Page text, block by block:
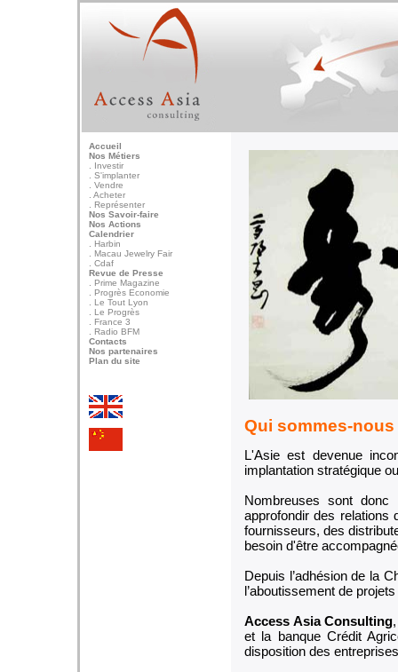
Accueil
Nos Métiers
. Investir
. S'implanter
. Vendre
. Acheter
. Représenter
Nos Savoir-faire
Nos Actions
Calendrier
. Harbin
. Macau Jewelry Fair
. Cdaf
Revue de Presse
. Prime Magazine
. Progrès Economie
. Le Tout Lyon
. Le Progrès
. France 3
. Radio BFM
Contacts
Nos partenaires
Plan du site
Qui sommes-nous
L'Asie est devenue
implantation stratégique
Nombreuses sont donc
approfondir des relations
fournisseurs, des
besoin d'être
Depuis l’adhésion de la
l’aboutissement de
Access Asia Consulting
et la banque Crédit
disposition des